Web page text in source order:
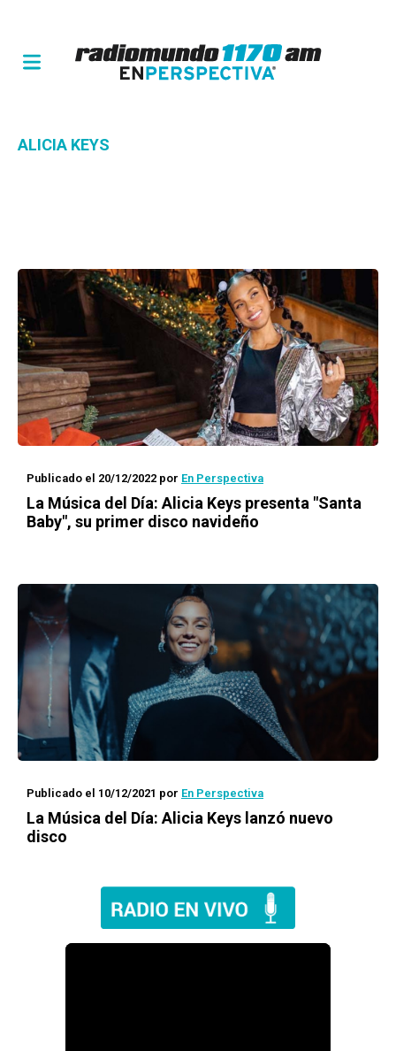
ALICIA KEYS
Publicado el 20/12/2022 por En Perspectiva
La Música del Día: Alicia Keys presenta "Santa
Baby", su primer disco navideño
Publicado el 10/12/2021 por En Perspectiva
La Música del Día: Alicia Keys lanzó nuevo
disco